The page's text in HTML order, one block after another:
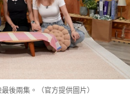
後兩集。（官方提供圖片）